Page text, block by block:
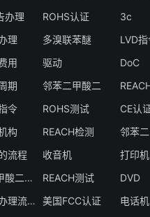
办理
ROHS认证
3c
理
多溴联苯醚
LVD指
用
驱动
DoC
期
邻苯二甲酸二
令
ROHS测试
CE认
构
REACH检测
流程
收音机
打印机
邻苯二甲酸二丁酯
REACH测试
DVD
CE认证办理流程
美国FCC认证
电话机